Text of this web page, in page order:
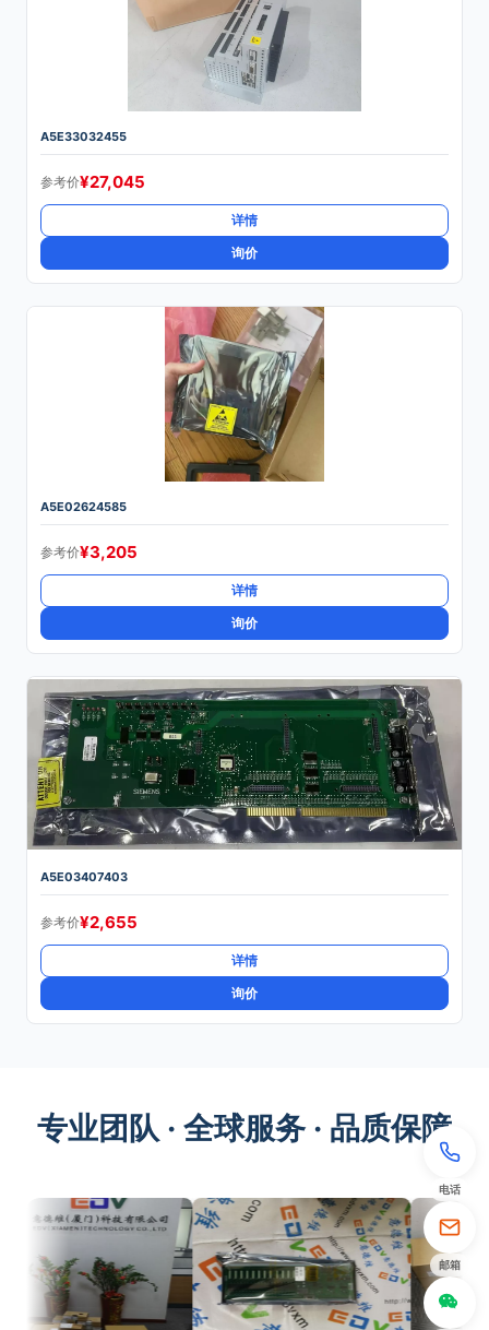
A5E33032455
参考价¥27,045
详情
询价
A5E02624585
参考价¥3,205
详情
询价
A5E03407403
参考价¥2,655
详情
询价
专业团队 · 全球服务 · 品质保障
电话
邮箱